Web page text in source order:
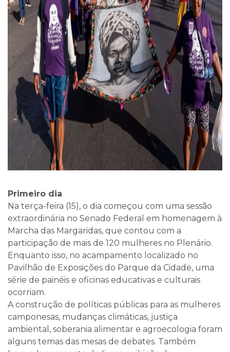
Primeiro dia
Na terça-feira (15), o dia começou com uma sessão
extraordinária no Senado Federal em homenagem à
Marcha das Margaridas, que contou com a
participação de mais de 120 mulheres no Plenário.
Enquanto isso, no acampamento localizado no
Pavilhão de Exposições do Parque da Cidade, uma
série de painéis e oficinas educativas e culturais
ocorriam.
A construção de políticas públicas para as mulheres
camponesas, mudanças climáticas, justiça
ambiental, soberania alimentar e agroecologia foram
alguns temas das mesas de debates. Também